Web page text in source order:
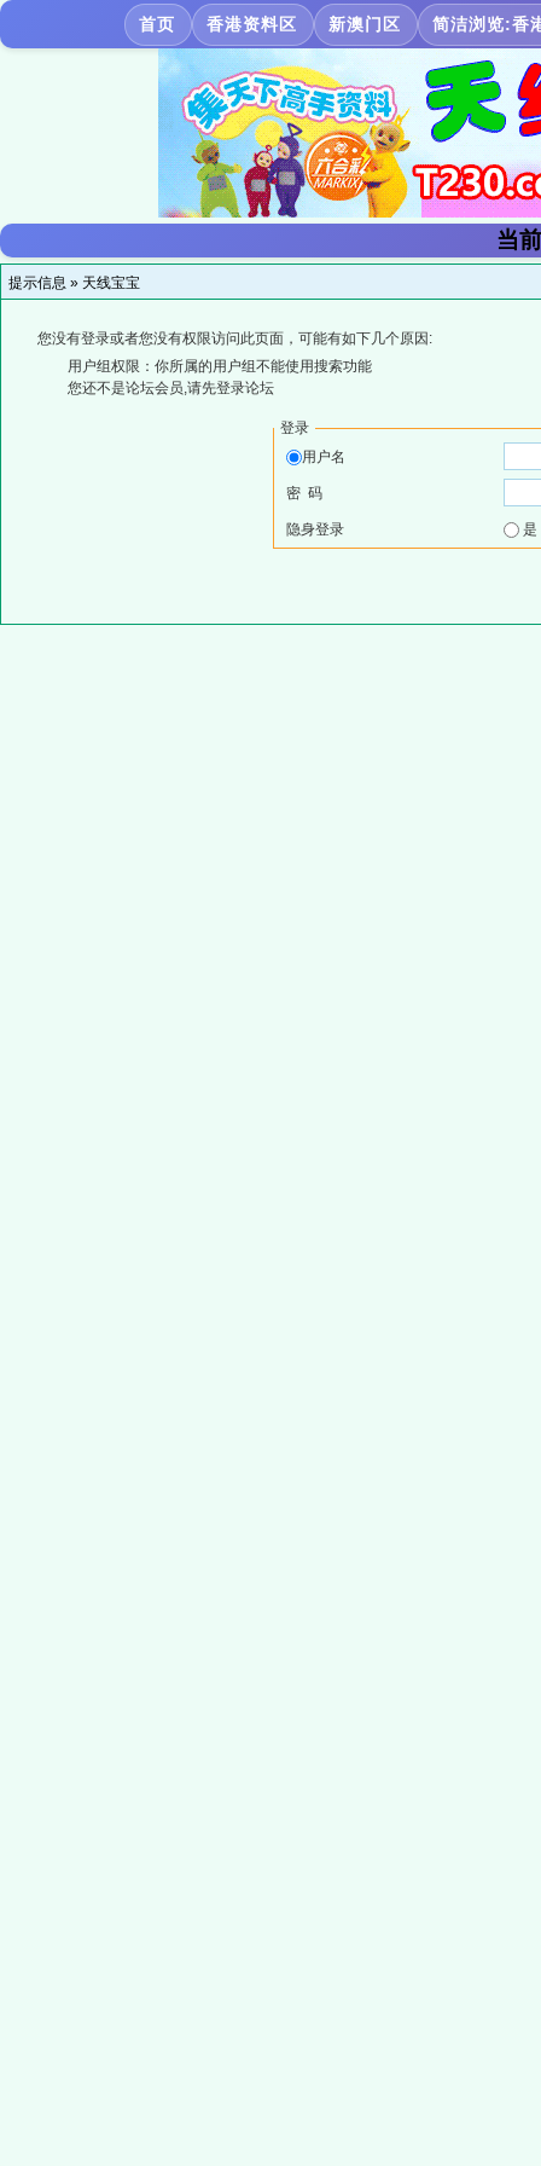
首页 香港资料区 新澳门区 简洁浏览:香
当
提示信息 » 天线宝宝
您没有登录或者您没有权限访问此页面，可能有如下几个原因:
用户组权限：你所属的用户组不能使用搜索功能
您还不是论坛会员,请先登录论坛
登录
用户名
密 码
隐身登录